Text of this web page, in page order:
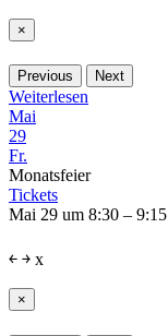
×
Previous Next
Weiterlesen
Mai
29
Fr.
Monatsfeier
Tickets
Mai 29 um 8:30 – 9:15
￩ ￫ x
×